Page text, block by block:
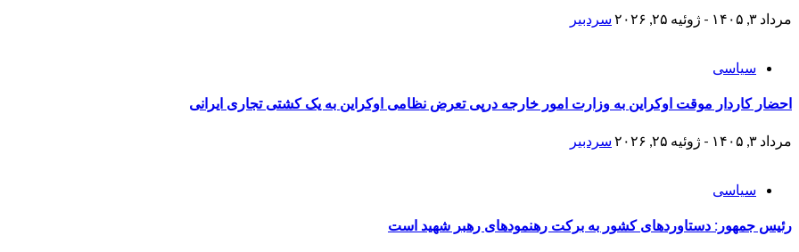
مرداد ۳, ۱۴۰۵ - ژوئیه ۲۵, ۲۰۲۶ سردبیر
سیاسی
احضار کاردار موقت اوکراین به وزارت امور خارجه درپی تعرض نظامی اوکراین به یک کشتی تجاری ایرانی
مرداد ۳, ۱۴۰۵ - ژوئیه ۲۵, ۲۰۲۶ سردبیر
سیاسی
رئیس جمهور: دستاوردهای کشور به برکت رهنمودهای رهبر شهید است